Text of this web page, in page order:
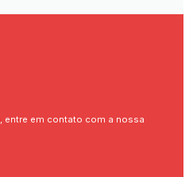
entre em contato com a nossa